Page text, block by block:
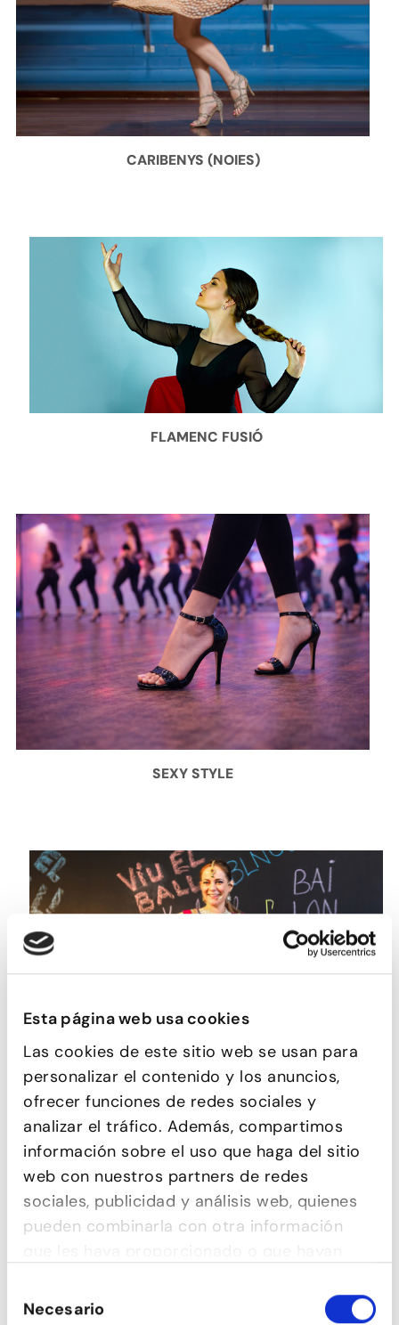
Esta página web usa cookies
Las cookies de este sitio web se usan para
personalizar el contenido y los anuncios,
ofrecer funciones de redes sociales y
analizar el tráfico. Además, compartimos
información sobre el uso que haga del sitio
web con nuestros partners de redes
sociales, publicidad y análisis web, quienes
pueden combinarla con otra información
de sus servicios.
deNecesario
CARIBENYS (NOIES)
FLAMENC FUSIÓ
SEXY STYLE
BOLLYWOOD